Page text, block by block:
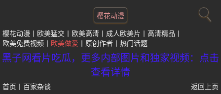
樱花动漫
樱花动漫 欧美猛交 欧美高清 成人欧美片
高清精品
欧美免费视频
欧美做爱 原创作者 热门话题
黑子网看片吃瓜，更多内部图片和独家视频：点击
查看详情
首页 百家杂谈
返回上页